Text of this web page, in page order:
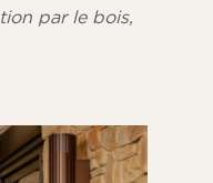
par le bois,